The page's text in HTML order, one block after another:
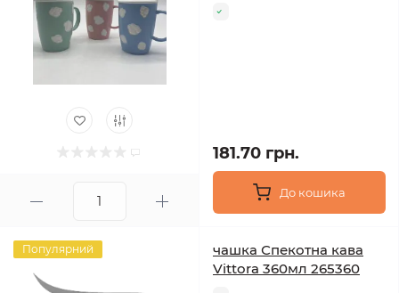
181.70 грн.
До кошика
Популярний
чашка Спекотна кава
Vittora 360мл 265360